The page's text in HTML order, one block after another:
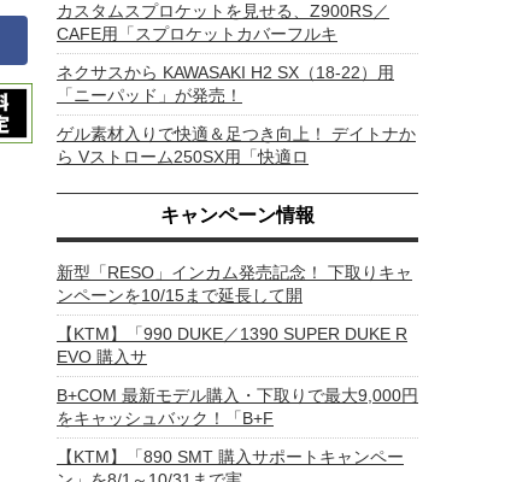
カスタムスプロケットを見せる、Z900RS／
CAFE用「スプロケットカバーフルキ
ネクサスから KAWASAKI H2 SX（18-22）用
「ニーパッド」が発売！
ゲル素材入りで快適＆足つき向上！ デイトナか
ら Vストローム250SX用「快適ロ
キャンペーン情報
新型「RESO」インカム発売記念！ 下取りキャ
ンペーンを10/15まで延長して開
【KTM】「990 DUKE／1390 SUPER DUKE R
EVO 購入サ
B+COM 最新モデル購入・下取りで最大9,000円
をキャッシュバック！「B+F
【KTM】「890 SMT 購入サポートキャンペー